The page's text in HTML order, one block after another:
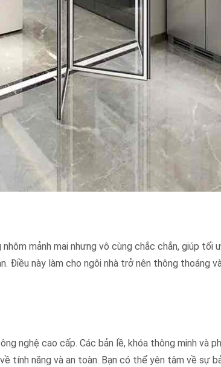
mảnh mai nhưng vô cùng chắc chắn, giúp tối
Điều này làm cho ngôi nhà trở nên thông thoáng
nghệ cao cấp. Các bản lề, khóa thông minh và
tính năng và an toàn. Bạn có thể yên tâm về sự